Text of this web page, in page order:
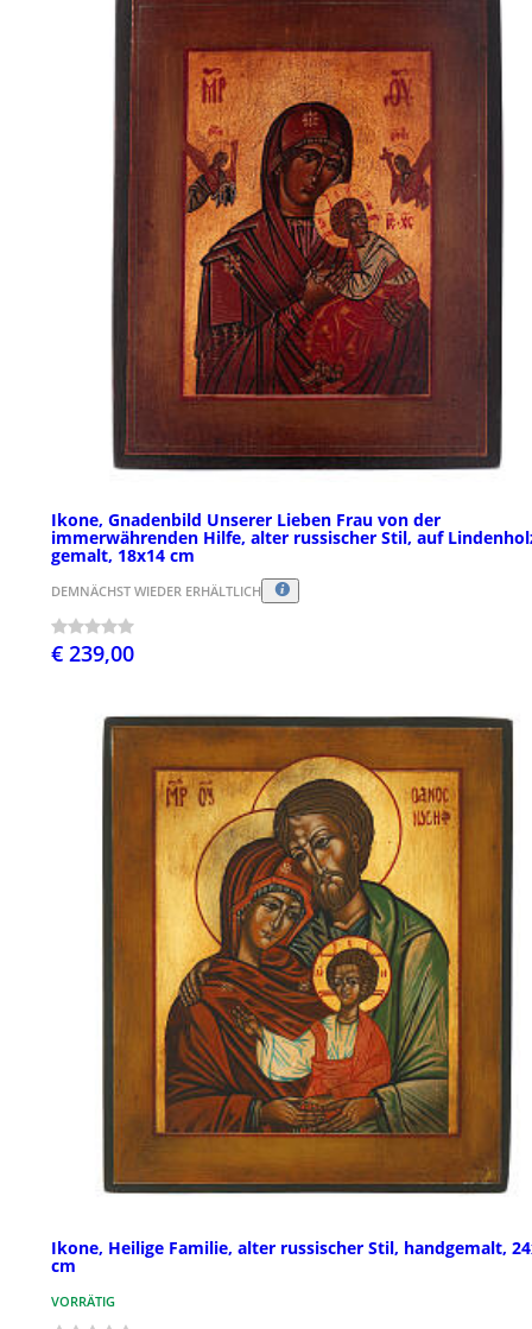
Ikone, Gnadenbild Unserer Lieben Frau von der
immerwährenden Hilfe, alter russischer Stil, auf
gemalt, 18x14 cm
DEMNÄCHST WIEDER ERHÄLTLICH
€ 239,00
Ikone, Heilige Familie, alter russischer Stil, handgemalt,
cm
VORRÄTIG